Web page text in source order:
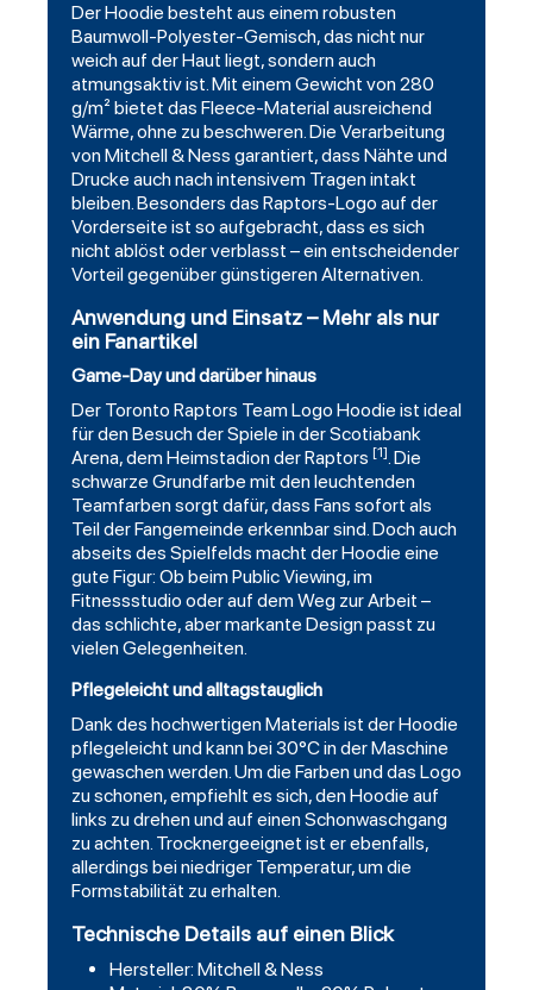
Der Hoodie besteht aus einem robusten
Baumwoll-Polyester-Gemisch, das nicht nur
weich auf der Haut liegt, sondern auch
atmungsaktiv ist. Mit einem Gewicht von 280
g/m² bietet das Fleece-Material ausreichend
Wärme, ohne zu beschweren. Die Verarbeitung
von Mitchell & Ness garantiert, dass Nähte und
Drucke auch nach intensivem Tragen intakt
bleiben. Besonders das Raptors-Logo auf der
Vorderseite ist so aufgebracht, dass es sich
nicht ablöst oder verblasst – ein entscheidender
Vorteil gegenüber günstigeren Alternativen.
Anwendung und Einsatz – Mehr als nur
ein Fanartikel
Game-Day und darüber hinaus
Der Toronto Raptors Team Logo Hoodie ist ideal
für den Besuch der Spiele in der Scotiabank
Arena, dem Heimstadion der Raptors [1]. Die
schwarze Grundfarbe mit den leuchtenden
Teamfarben sorgt dafür, dass Fans sofort als
Teil der Fangemeinde erkennbar sind. Doch auch
abseits des Spielfelds macht der Hoodie eine
gute Figur: Ob beim Public Viewing, im
Fitnessstudio oder auf dem Weg zur Arbeit –
das schlichte, aber markante Design passt zu
vielen Gelegenheiten.
Pflegeleicht und alltagstauglich
Dank des hochwertigen Materials ist der Hoodie
pflegeleicht und kann bei 30°C in der Maschine
gewaschen werden. Um die Farben und das Logo
zu schonen, empfiehlt es sich, den Hoodie auf
links zu drehen und auf einen Schonwaschgang
zu achten. Trocknergeeignet ist er ebenfalls,
allerdings bei niedriger Temperatur, um die
Formstabilität zu erhalten.
Technische Details auf einen Blick
Hersteller: Mitchell & Ness